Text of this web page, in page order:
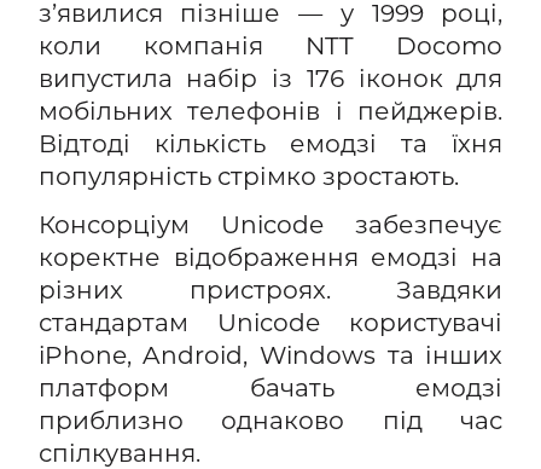
з’явилися пізніше — у 1999 році,
коли компанія NTT Docomo
випустила набір із 176 іконок для
мобільних телефонів і пейджерів.
Відтоді кількість емодзі та їхня
популярність стрімко зростають.
Консорціум Unicode забезпечує
коректне відображення емодзі на
різних пристроях. Завдяки
стандартам Unicode користувачі
iPhone, Android, Windows та інших
платформ бачать емодзі
приблизно однаково під час
спілкування.